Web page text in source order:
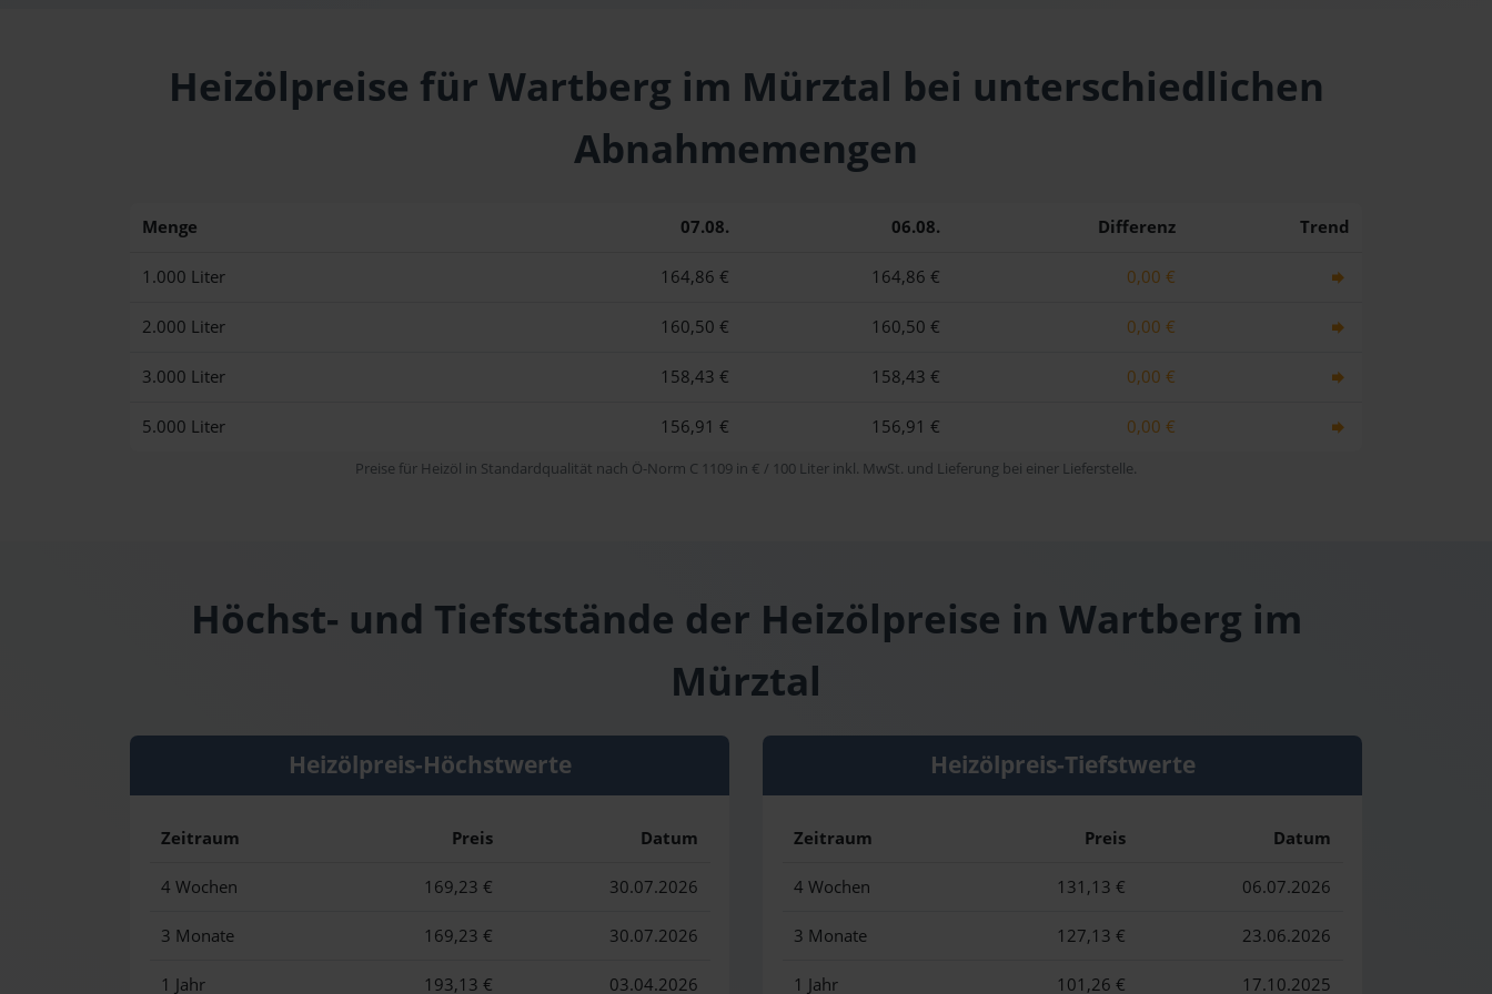
Heizölpreise für Wartberg im Mürztal bei unterschiedlichen
Abnahmemengen
Menge 07.08. 06.08. Differenz Trend
1.000 Liter 164,86 € 164,86 € 0,00 €
2.000 Liter 160,50 € 160,50 € 0,00 €
3.000 Liter 158,43 € 158,43 € 0,00 €
5.000 Liter 156,91 € 156,91 € 0,00 €
Preise für Heizöl in Standardqualität nach Ö-Norm C 1109 in € / 100 Liter inkl. MwSt. und Lieferung bei einer Lieferstelle.
Höchst- und Tiefststände der Heizölpreise in Wartberg im
Mürztal
Heizölpreis-Höchstwerte
Zeitraum Preis Datum
4 Wochen 169,23 € 30.07.2026
3 Monate 169,23 € 30.07.2026
1 Jahr 193,13 € 03.04.2026
Heizölpreis-Tiefstwerte
Zeitraum Preis Datum
4 Wochen 131,13 € 06.07.2026
3 Monate 127,13 € 23.06.2026
1 Jahr 101,26 € 17.10.2025